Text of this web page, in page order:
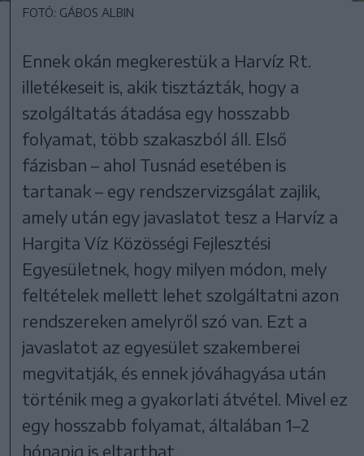
FOTÓ: GÁBOS ALBIN
Ennek okán megkerestük a Harvíz Rt.
illetékeseit is, akik tisztázták, hogy a
szolgáltatás átadása egy hosszabb
folyamat, több szakaszból áll. Első
fázisban – ahol Tusnád esetében is
tartanak – egy rendszervizsgálat zajlik,
amely után egy javaslatot tesz a Harvíz a
Hargita Víz Közösségi Fejlesztési
Egyesületnek, hogy milyen módon, mely
feltételek mellett lehet szolgáltatni azon
rendszereken amelyről szó van. Ezt a
javaslatot az egyesület szakemberei
megvitatják, és ennek jóváhagyása után
történik meg a gyakorlati átvétel. Mivel ez
egy hosszabb folyamat, általában 1–2
hónapig is eltarthat.